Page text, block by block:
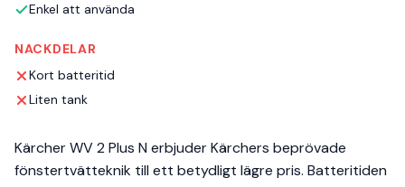
Enkel att använda
NACKDELAR
Kort batteritid
Liten tank
Kärcher WV 2 Plus N erbjuder Kärchers beprövade
fönstertvätteknik till ett betydligt lägre pris. Batteritiden